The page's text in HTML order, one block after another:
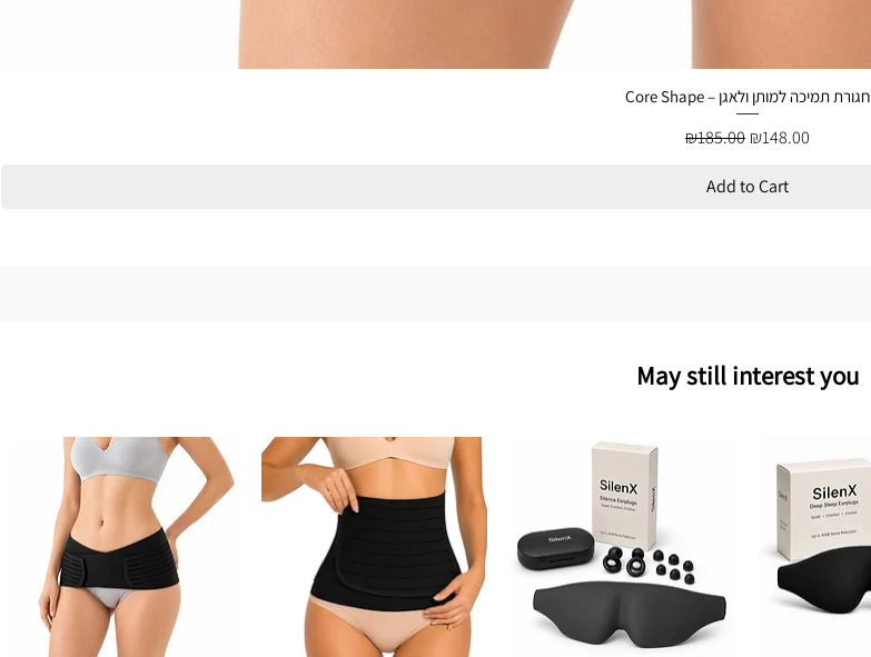
Core Shape – חגורת תמיכה למותן ולאגן
Regular Price
₪185.00 Sale Price
₪148.00
Add to Cart
May still interest you